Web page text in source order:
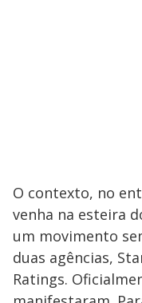
O contexto, no
venha na esteira
um movimento
duas agências,
Ratings.